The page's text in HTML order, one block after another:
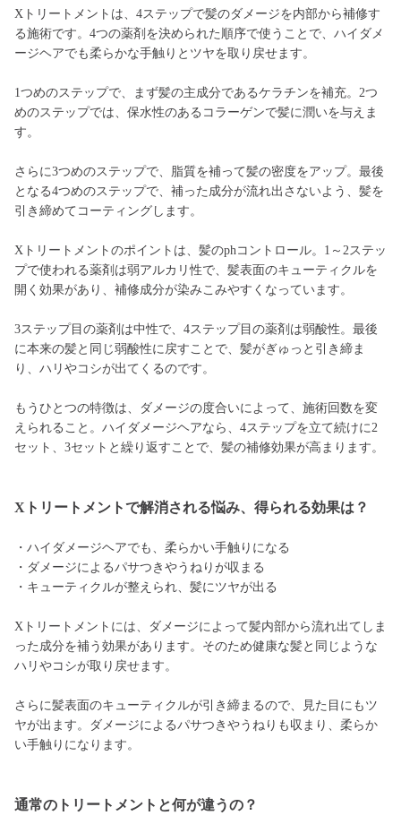
Xトリートメントは、4ステップで髪のダメージを内部から補修す
る施術です。4つの薬剤を決められた順序で使うことで、ハイダメ
ージヘアでも柔らかな手触りとツヤを取り戻せます。
1つめのステップで、まず髪の主成分であるケラチンを補充。2つ
めのステップでは、保水性のあるコラーゲンで髪に潤いを与えま
す。
さらに3つめのステップで、脂質を補って髪の密度をアップ。最後
となる4つめのステップで、補った成分が流れ出さないよう、髪を
引き締めてコーティングします。
Xトリートメントのポイントは、髪のphコントロール。1～2ステッ
プで使われる薬剤は弱アルカリ性で、髪表面のキューティクルを
開く効果があり、補修成分が染みこみやすくなっています。
3ステップ目の薬剤は中性で、4ステップ目の薬剤は弱酸性。最後
に本来の髪と同じ弱酸性に戻すことで、髪がぎゅっと引き締ま
り、ハリやコシが出てくるのです。
もうひとつの特徴は、ダメージの度合いによって、施術回数を変
えられること。ハイダメージヘアなら、4ステップを立て続けに2
セット、3セットと繰り返すことで、髪の補修効果が高まります。
Xトリートメントで解消される悩み、得られる効果は？
・ハイダメージヘアでも、柔らかい手触りになる
・ダメージによるパサつきやうねりが収まる
・キューティクルが整えられ、髪にツヤが出る
Xトリートメントには、ダメージによって髪内部から流れ出てしま
った成分を補う効果があります。そのため健康な髪と同じような
ハリやコシが取り戻せます。
さらに髪表面のキューティクルが引き締まるので、見た目にもツ
ヤが出ます。ダメージによるパサつきやうねりも収まり、柔らか
い手触りになります。
通常のトリートメントと何が違うの？